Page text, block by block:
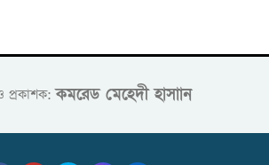
প্রকাশক:কমরেড মেহেদী হাসাান